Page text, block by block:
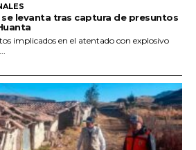
levanta tras captura de presuntos
implicados en el atentado con explosivo